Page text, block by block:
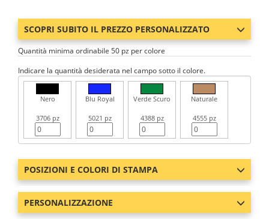
SCOPRI SUBITO IL PREZZO PERSONALIZZATO
Quantità minima ordinabile 50 pz per colore
Indicare la quantità desiderata nel campo sotto il colore.
Nero
3706 pz
Blu Royal
5021 pz
Verde Scuro
4388 pz
Naturale
4555 pz
POSIZIONI E COLORI DI STAMPA
PERSONALIZZAZIONE